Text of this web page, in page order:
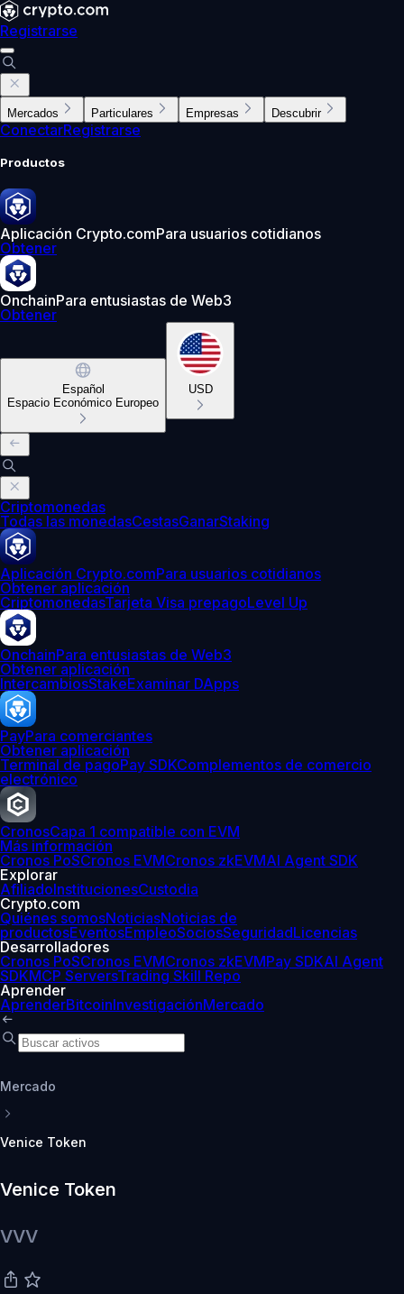
Registrarse
Mercados Particulares Empresas Descubrir
ConectarRegistrarse
Productos
Aplicación Crypto.comPara usuarios cotidianos
Obtener
OnchainPara entusiastas de Web3
Obtener
Español
Espacio Económico Europeo
USD
Criptomonedas
Todas las monedasCestasGanarStaking
Aplicación Crypto.comPara usuarios cotidianos
Obtener aplicación
CriptomonedasTarjeta Visa prepagoLevel Up
OnchainPara entusiastas de Web3
Obtener aplicación
IntercambiosStakeExaminar DApps
PayPara comerciantes
Obtener aplicación
Terminal de pagoPay SDKComplementos de comercio
electrónico
CronosCapa 1 compatible con EVM
Más información
Cronos PoSCronos EVMCronos zkEVMAI Agent SDK
Explorar
AfiliadoInstitucionesCustodia
Crypto.com
Quiénes somosNoticiasNoticias de
productosEventosEmpleoSociosSeguridadLicencias
Desarrolladores
Cronos PoSCronos EVMCronos zkEVMPay SDKAI Agent
SDKMCP ServersTrading Skill Repo
Aprender
AprenderBitcoinInvestigaciónMercado
Mercado
Venice Token
Venice Token
VVV